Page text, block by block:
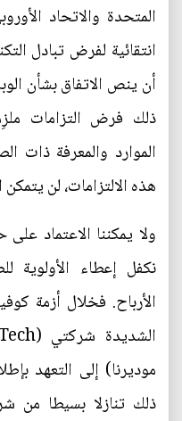
المتحدة والاتحاد
انتقائية لفرض تبادل
أن ينص الاتفاق بشأن
ذلك فرض التزامات
الموارد والمعرفة ذات
هذه الالتزامات، لن
ولا يمكننا الاعتماد
نكفل إعطاء الأولوية
موديرنا) إلى التعهد
ذلك تنازلا بسيطا من